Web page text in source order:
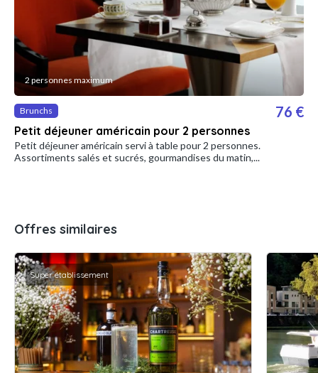
2 personnes maximum
Brunchs
Petit déjeuner américain pour 2 personnes
76 €
Petit déjeuner américain servi à table pour 2 personnes.
Assortiments salés et sucrés, gourmandises du matin,...
Offres similaires
Super établissement